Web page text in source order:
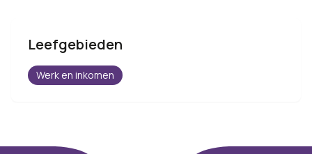
Leefgebieden
Werk en inkomen